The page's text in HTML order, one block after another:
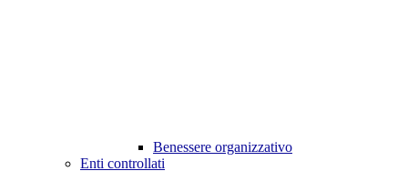
Benessere organizzativo
Enti controllati